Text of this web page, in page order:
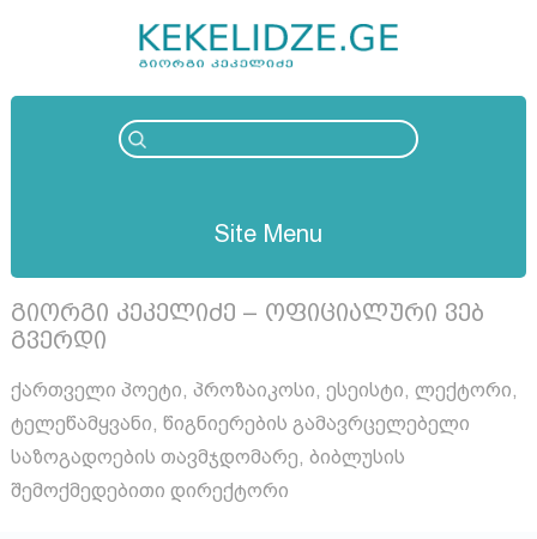
Site Menu
გიორგი კეკელიძე – ოფიციალური ვებ
გვერდი
ქართველი პოეტი, პროზაიკოსი, ესეისტი, ლექტორი,
ტელეწამყვანი, წიგნიერების გამავრცელებელი
საზოგადოების თავმჯდომარე, ბიბლუსის
შემოქმედებითი დირექტორი